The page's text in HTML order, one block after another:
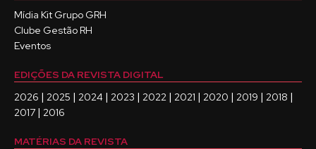
Mídia Kit Grupo GRH
Clube Gestão RH
Eventos
EDIÇÕES DA REVISTA DIGITAL
2026 | 2025 | 2024 | 2023 | 2022 | 2021 | 2020 | 2019 | 2018 |
2017 | 2016
MATÉRIAS DA REVISTA